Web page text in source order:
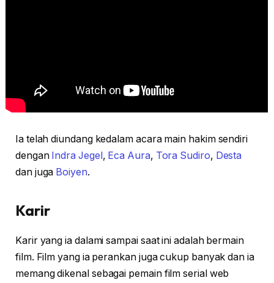
Ia telah diundang kedalam acara main hakim sendiri
denganIndra Jegel, Eca Aura, Tora Sudiro, Desta
dan juga Boiyen.
Karir
Karir yang ia dalami sampai saat ini adalah bermain
film. Film yang ia perankan juga cukup banyak dan ia
memang dikenal sebagai pemain film serial web